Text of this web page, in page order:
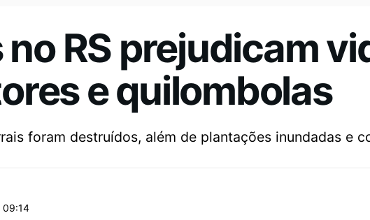
RS prejudicam
e quilombolas
foram destruídos, além de plantações inundadas e
09:14